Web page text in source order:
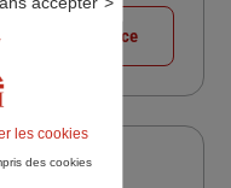
la fiche agence
les cookies
des cookies